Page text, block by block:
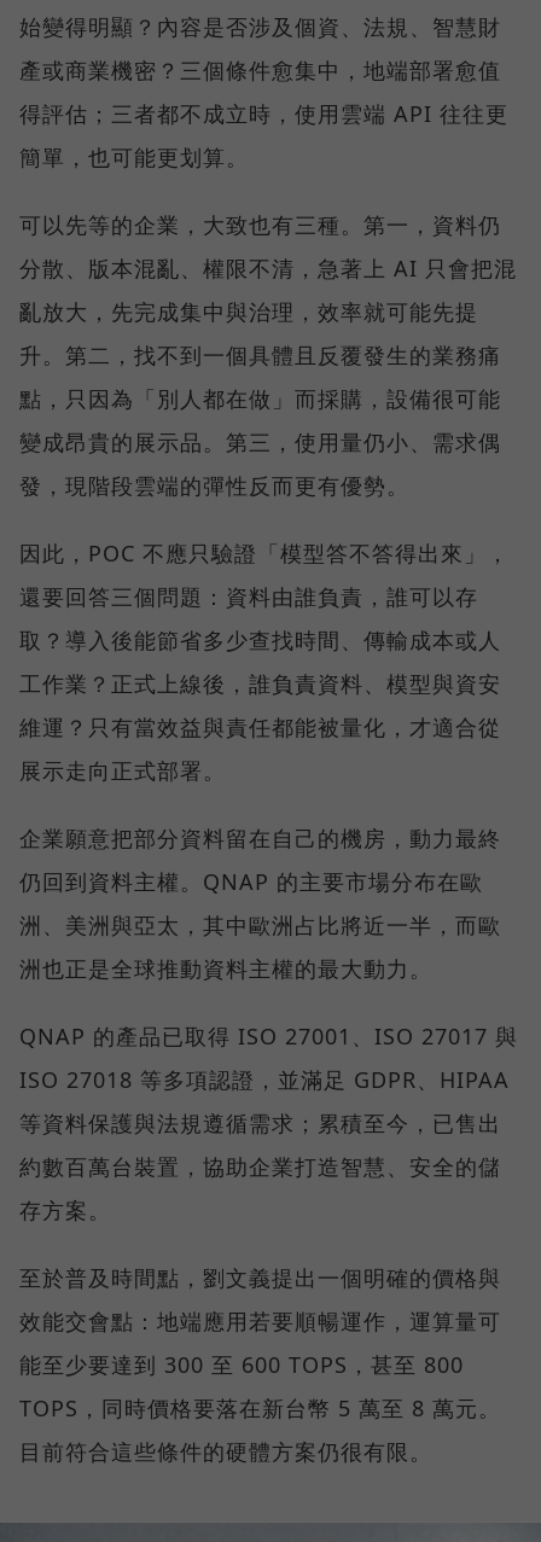
始變得明顯？內容是否涉及個資、法規、智慧財
產或商業機密？三個條件愈集中，地端部署愈值
得評估；三者都不成立時，使用雲端 API 往往更
簡單，也可能更划算。
可以先等的企業，大致也有三種。第一，資料仍
分散、版本混亂、權限不清，急著上 AI 只會把混
亂放大，先完成集中與治理，效率就可能先提
升。第二，找不到一個具體且反覆發生的業務痛
點，只因為「別人都在做」而採購，設備很可能
變成昂貴的展示品。第三，使用量仍小、需求偶
發，現階段雲端的彈性反而更有優勢。
因此，POC 不應只驗證「模型答不答得出來」，
還要回答三個問題：資料由誰負責，誰可以存
取？導入後能節省多少查找時間、傳輸成本或人
工作業？正式上線後，誰負責資料、模型與資安
維運？只有當效益與責任都能被量化，才適合從
展示走向正式部署。
企業願意把部分資料留在自己的機房，動力最終
仍回到資料主權。QNAP 的主要市場分布在歐
洲、美洲與亞太，其中歐洲占比將近一半，而歐
洲也正是全球推動資料主權的最大動力。
QNAP 的產品已取得 ISO 27001、ISO 27017 與
ISO 27018 等多項認證，並滿足 GDPR、HIPAA
等資料保護與法規遵循需求；累積至今，已售出
約數百萬台裝置，協助企業打造智慧、安全的儲
存方案。
至於普及時間點，劉文義提出一個明確的價格與
效能交會點：地端應用若要順暢運作，運算量可
能至少要達到 300 至 600 TOPS，甚至 800
TOPS，同時價格要落在新台幣 5 萬至 8 萬元。
目前符合這些條件的硬體方案仍很有限。